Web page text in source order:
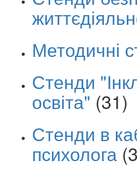
Методичні
Стенди
освіта" (31)
Стенди в
психолога